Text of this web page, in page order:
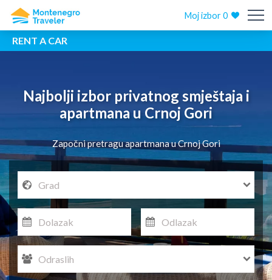
Moj izbor0
RENT A CAR
Najbolji izbor privatnog smještaja i
apartmana u Crnoj Gori
Započni pretragu apartmana u Crnoj Gori